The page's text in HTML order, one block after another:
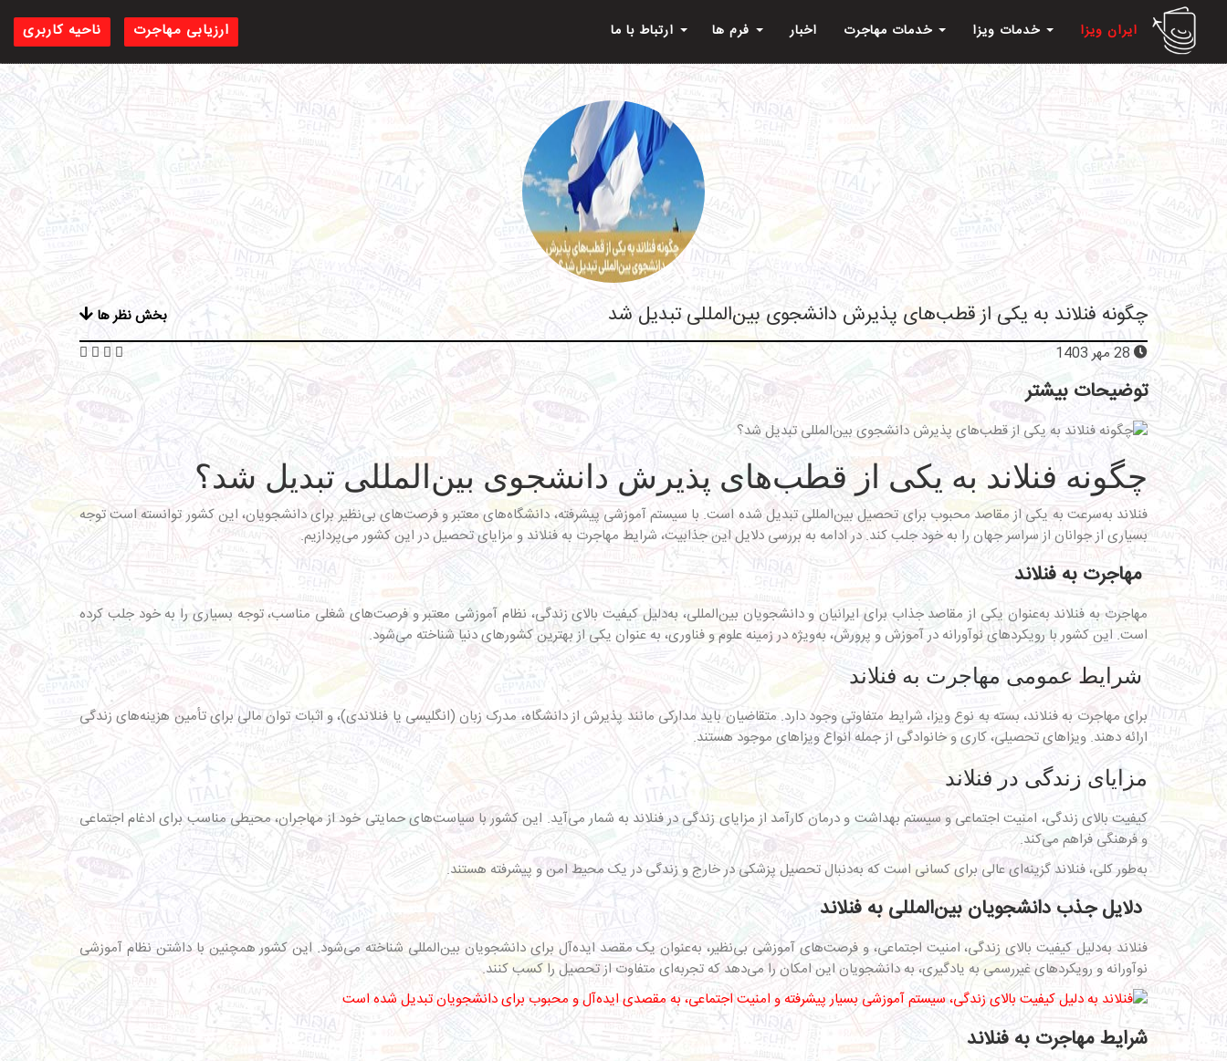
ناحیه کاربری ارزیابی مهاجرت ایران ویزا اخبار
چگونه فنلاند به یکی از قطب‌های پذیرش دانشجوی بین‌المللی تبدیل شد
بخش نظر ها
توضیحات بیشتر
چگونه فنلاند به یکی از قطب‌های پذیرش دانشجوی بین‌المللی تبدیل شد؟
فنلاند به‌سرعت به یکی از مقاصد محبوب برای تحصیل بین‌المللی تبدیل شده است. با سیستم آموزشی پیشرفته، دانشگاه‌های معتبر و فرصت‌های بی‌نظیر برای دانشجویان، این کشور توانسته است توجه
بسیاری از جوانان از سراسر جهان را به خود جلب کند. در ادامه به بررسی دلایل این جذابیت، شرایط مهاجرت به فنلاند و مزایای تحصیل در این کشور می‌پردازیم.
مهاجرت به فنلاند
مهاجرت به فنلاند به‌عنوان یکی از مقاصد جذاب برای ایرانیان و دانشجویان بین‌المللی، به‌دلیل کیفیت بالای زندگی، نظام آموزشی معتبر و فرصت‌های شغلی مناسب، توجه بسیاری را به خود جلب کرده
است. این کشور با رویکردهای نوآورانه در آموزش و پرورش، به‌ویژه در زمینه علوم و فناوری، به عنوان یکی از بهترین کشورهای دنیا شناخته می‌شود.
شرایط عمومی مهاجرت به فنلاند
برای مهاجرت به فنلاند، بسته به نوع ویزا، شرایط متفاوتی وجود دارد. متقاضیان باید مدارکی مانند پذیرش از دانشگاه، مدرک زبان (انگلیسی یا فنلاندی)، و اثبات توان مالی برای تأمین هزینه‌های زندگی
ارائه دهند. ویزاهای تحصیلی، کاری و خانوادگی از جمله انواع ویزاهای موجود هستند.
مزایای زندگی در فنلاند
کیفیت بالای زندگی، امنیت اجتماعی و سیستم بهداشت و درمان کارآمد از مزایای زندگی در فنلاند به شمار می‌آید. این کشور با سیاست‌های حمایتی خود از مهاجران، محیطی مناسب برای ادغام اجتماعی
و فرهنگی فراهم می‌کند.
به‌طور کلی، فنلاند گزینه‌ای عالی برای کسانی است که به‌دنبال تحصیل پزشکی در خارج و زندگی در یک محیط امن و پیشرفته هستند.
دلایل جذب دانشجویان بین‌المللی به فنلاند
فنلاند به‌دلیل کیفیت بالای زندگی، امنیت اجتماعی، و فرصت‌های آموزشی بی‌نظیر، به‌عنوان یک مقصد ایده‌آل برای دانشجویان بین‌المللی شناخته می‌شود. این کشور همچنین با داشتن نظام آموزشی
نوآورانه و رویکردهای غیررسمی به یادگیری، به دانشجویان این امکان را می‌دهد که تجربه‌ای متفاوت از تحصیل را کسب کنند.
شرایط مهاجرت به فنلاند